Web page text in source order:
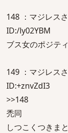
148 ：マジレス
ID:/ly02YBM
ブス女のポジテ
149 ：マジレス
ID:+znvZdI3
>>148
禿同
しつこくつきま